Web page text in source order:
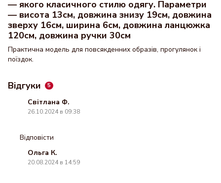
— якого класичного стилю одягу. Параметри
— висота 13см, довжина знизу 19см, довжина
зверху 16см, ширина 6см, довжина ланцюжка
120см, довжина ручки 30см
Практична модель для повсякденних образів, прогулянок і
поїздок.
Відгуки 5
Світлана Ф.
26.10.2024 в 09:38
Відповісти
Ольга К.
20.08.2024 в 14:59